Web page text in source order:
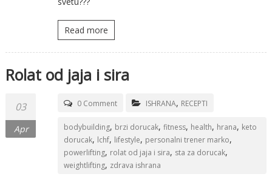
Read more
Rolat od jaja i sira
03
Apr
0 Comment ISHRANA, RECEPTI
bodybuilding, brzi dorucak, fitness, health, hrana, keto
dorucak, lchf, lifestyle, personalni trener marko,
powerlifting, rolat od jaja i sira, sta za dorucak,
weightlifting, zdrava ishrana